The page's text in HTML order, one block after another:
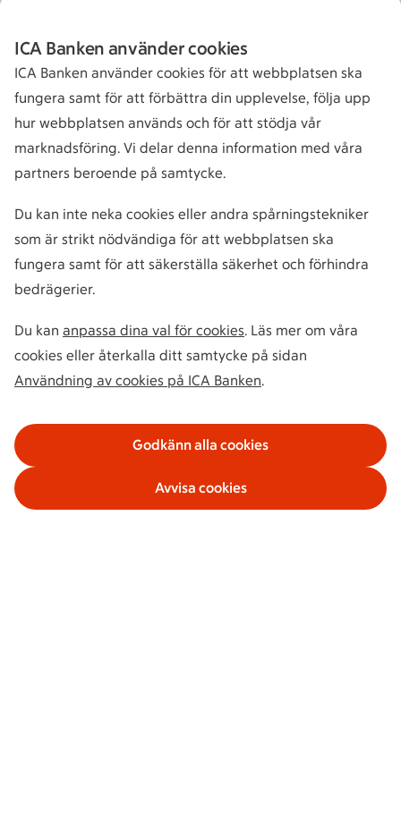
ICA Banken använder cookies
ICA Banken använder cookies för att webbplatsen ska
fungera samt för att förbättra din upplevelse, följa upp
hur webbplatsen används och för att stödja vår
marknadsföring. Vi delar denna information med våra
partners beroende på samtycke.
Du kan inte neka cookies eller andra spårningstekniker
som är strikt nödvändiga för att webbplatsen ska
fungera samt för att säkerställa säkerhet och förhindra
bedrägerier.
Du kan anpassa dina val för cookies. Läs mer om våra
cookies eller återkalla ditt samtycke på sidan
Användning av cookies på ICA Banken.
Godkänn alla cookies
Avvisa cookies